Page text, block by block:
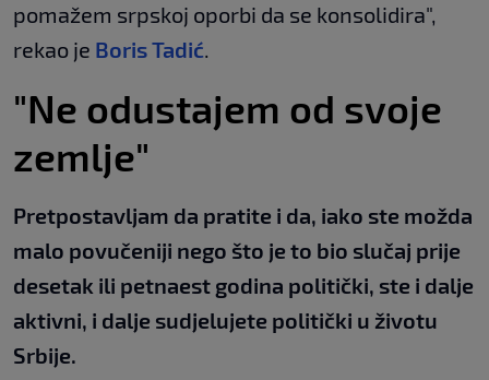
pomažem srpskoj oporbi da se konsolidira",
rekao je Boris Tadić.
"Ne odustajem od svoje
zemlje"
Pretpostavljam da pratite i da, iako ste možda
malo povučeniji nego što je to bio slučaj prije
desetak ili petnaest godina politički, ste i dalje
aktivni, i dalje sudjelujete politički u životu
Srbije.